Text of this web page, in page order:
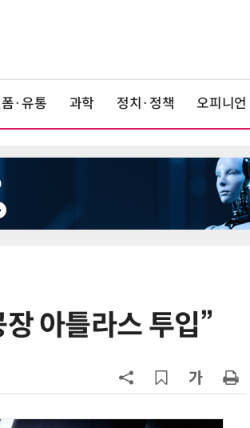
·유통 과학 정치·정책 오피니언
아틀라스 투입”
6
[정구민의 테크읽기] 휴머노이드가
[클릭! 이차] 애스턴마틴 '헤리티지